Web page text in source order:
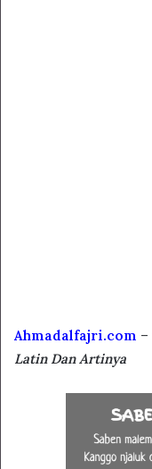
Ahmadalfajri.com –
Latin Dan Artinya